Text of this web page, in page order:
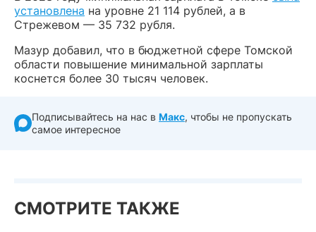
установлена на уровне 21 114 рублей, а в
Стрежевом — 35 732 рубля.
Мазур добавил, что в бюджетной сфере Томской
области повышение минимальной зарплаты
коснется более 30 тысяч человек.
Подписывайтесь на нас в Макс, чтобы не пропускать
самое интересное
СМОТРИТЕ ТАКЖЕ